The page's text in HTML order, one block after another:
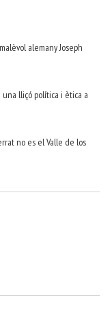
alemany Joseph
lliçó política i ètica a
no es el Valle de los